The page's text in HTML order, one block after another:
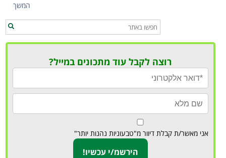
המשך
רוצה לקבל עוד מתכונים במייל?
אני מאשר/ת קבלת דיוור מ"טבעוניות נהנות יותר"